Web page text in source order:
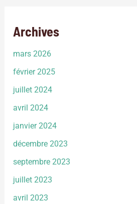
Archives
mars 2026
février 2025
juillet 2024
avril 2024
janvier 2024
décembre 2023
septembre 2023
juillet 2023
avril 2023